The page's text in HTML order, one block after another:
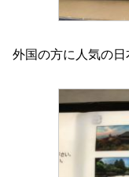
外国の方に人気の日